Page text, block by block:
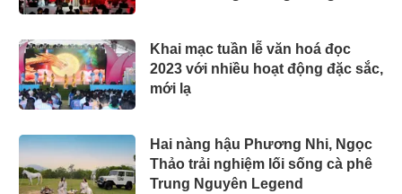
Khai mạc tuần lễ văn hoá đọc
2023 với nhiều hoạt động đặc sắc,
mới lạ
Hai nàng hậu Phương Nhi, Ngọc
Thảo trải nghiệm lối sống cà phê
Trung Nguyên Legend